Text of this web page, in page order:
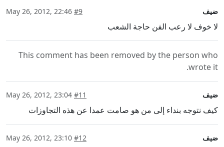
ضيف #9
لا خوف لا رعب الفن حاجة الشعب
This comment has been removed by the person who
wrote it.
ضيف #11
كيف نتوجه بنداء إلى من هو صامت عمدا عن هذه التجاوزات
ضيف #12